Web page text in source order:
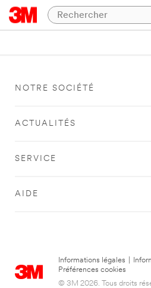
NOTRE SOCIÉTÉ
ACTUALITÉS
SERVICE
AIDE
Informations légales
Préférences cookies
© 3M 2026. Tous droits